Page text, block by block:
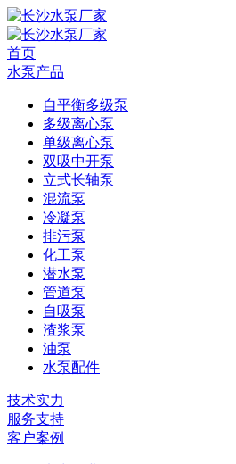
首页
水泵产品
自平衡多级泵
多级离心泵
单级离心泵
双吸中开泵
立式长轴泵
混流泵
冷凝泵
排污泵
化工泵
潜水泵
管道泵
自吸泵
渣浆泵
油泵
水泵配件
技术实力
服务支持
客户案例